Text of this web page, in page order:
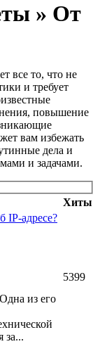
» От
все то, что не
и требует
повышение
вам избежать
дела и
и задачами.
Хиты
IP-адресе?
из его
за...
5399